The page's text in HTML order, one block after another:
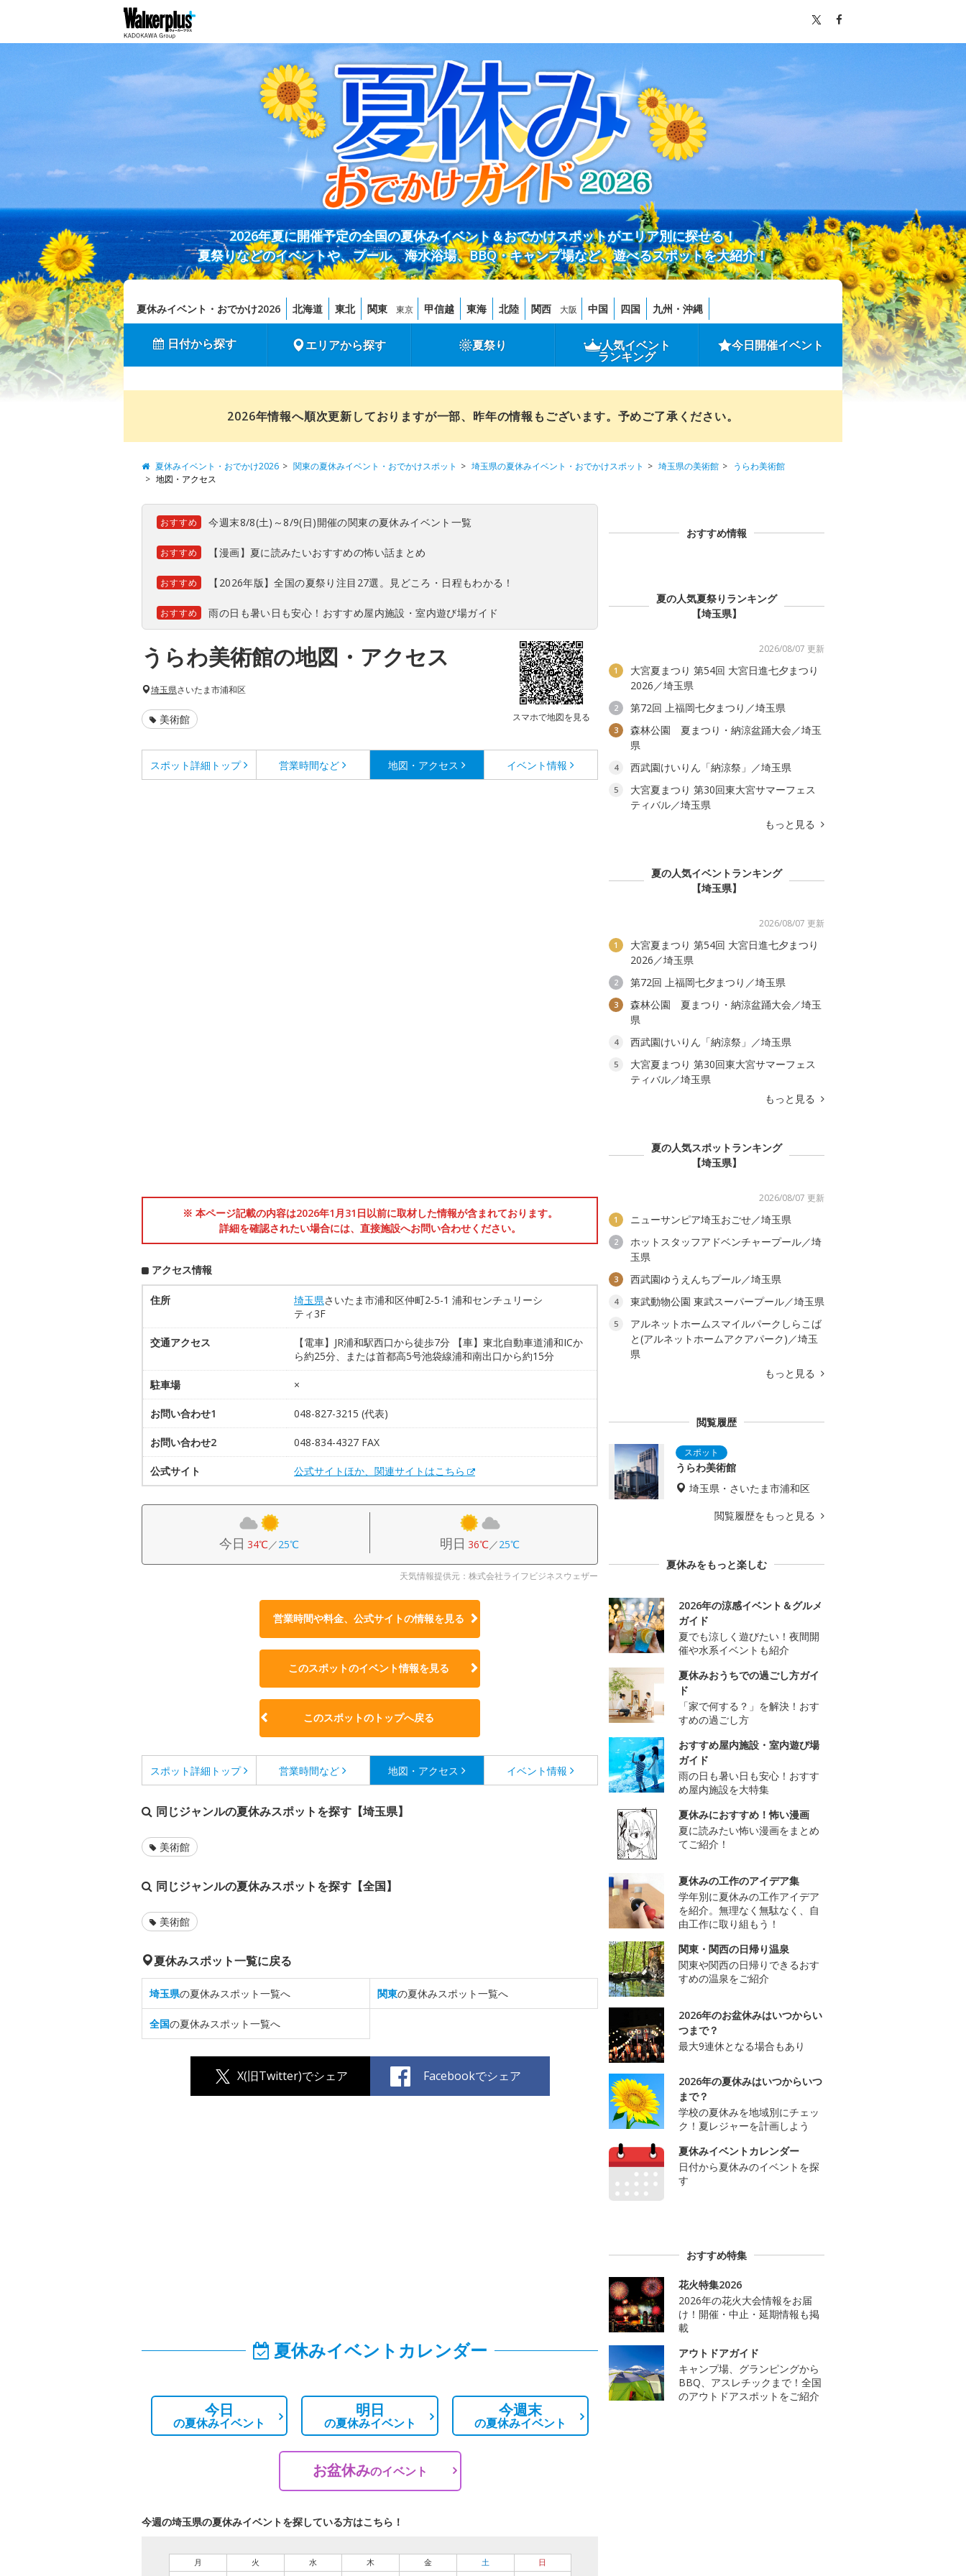
2026年夏に開催予定の全国の夏休みイベント＆おでかけスポットがエリア別に探せる！
夏祭りなどのイベントや、プール、海水浴場、BBQ・キャンプ場など、遊べるスポットを大紹介！
夏休みイベント・おでかけ2026 北海道 東北 関東 東京 甲信越 東海 北陸 関西 大阪 中国 四国 九州・沖縄
日付から探す エリアから探す 夏祭り 人気イベント
ランキング
今日開催イベント
2026年情報へ順次更新しておりますが一部、昨年の情報もございます。予めご了承ください。
夏休みイベント・おでかけ2026 関東の夏休みイベント・おでかけスポット 埼玉県の夏休みイベント・おでかけスポット 埼玉県の美術館
うらわ美術館
地図・アクセス
おすすめ 今週末8/8(土)～8/9(日)開催の関東の夏休みイベント一覧
おすすめ 【漫画】夏に読みたいおすすめの怖い話まとめ
おすすめ 【2026年版】全国の夏祭り注目27選。見どころ・日程もわかる！
おすすめ 雨の日も暑い日も安心！おすすめ屋内施設・室内遊び場ガイド
うらわ美術館の地図・アクセス
スマホで地図を見る
埼玉県さいたま市浦和区
美術館
スポット詳細 トップ 営業時間など 地図・アクセス イベント情報
※ 本ページ記載の内容は2026年1月31日以前に取材した情報が含まれております。
詳細を確認されたい場合には、直接施設へお問い合わせください。
アクセス情報
住所 埼玉県さいたま市浦和区仲町2-5-1 浦和センチュリーシ
ティ3F
交通アクセス
【電車】JR浦和駅西口から徒歩7分 【車】東北自動車道浦和ICか
ら約25分、または首都高5号池袋線浦和南出口から約15分
駐車場 ×
お問い合わせ1 048-827-3215 (代表)
お問い合わせ2 048-834-4327 FAX
公式サイト 公式サイトほか、関連サイトはこちら
今日 34℃／25℃ 明日 36℃／25℃
天気情報提供元：株式会社ライフビジネスウェザー
営業時間や料金、公式サイトの情報を見る
このスポットのイベント情報を見る
このスポットのトップへ戻る
スポット詳細 トップ 営業時間など 地図・アクセス イベント情報
同じジャンルの夏休みスポットを探す【埼玉県】
美術館
同じジャンルの夏休みスポットを探す【全国】
美術館
夏休みスポット一覧に戻る
埼玉県の夏休みスポット一覧へ 関東の夏休みスポット一覧へ
全国の夏休みスポット一覧へ
X(旧Twitter)でシェア Facebookでシェア
夏休みイベントカレンダー
今日
の夏休みイベント
明日
の夏休みイベント
今週末
の夏休みイベント
お盆休みのイベント
今週の埼玉県の夏休みイベントを探している方はこちら！
月 火 水 木 金 土 日
おすすめ情報
夏の人気夏祭りランキング
【埼玉県】
2026/08/07 更新
1
大宮夏まつり 第54回 大宮日進七夕まつり
2026／埼玉県
2 第72回 上福岡七夕まつり／埼玉県
3
森林公園 夏まつり・納涼盆踊大会／埼玉
県
4 西武園けいりん「納涼祭」／埼玉県
5
大宮夏まつり 第30回東大宮サマーフェス
ティバル／埼玉県
もっと見る
夏の人気イベントランキング
【埼玉県】
2026/08/07 更新
1
大宮夏まつり 第54回 大宮日進七夕まつり
2026／埼玉県
2 第72回 上福岡七夕まつり／埼玉県
3
森林公園 夏まつり・納涼盆踊大会／埼玉
県
4 西武園けいりん「納涼祭」／埼玉県
5
大宮夏まつり 第30回東大宮サマーフェス
ティバル／埼玉県
もっと見る
夏の人気スポットランキング
【埼玉県】
2026/08/07 更新
1 ニューサンピア埼玉おごせ／埼玉県
2
ホットスタッフアドベンチャープール／埼
玉県
3 西武園ゆうえんちプール／埼玉県
4 東武動物公園 東武スーパープール／埼玉県
5
アルネットホームスマイルパークしらこば
と(アルネットホームアクアパーク)／埼玉
県
もっと見る
閲覧履歴
うらわ美術館
埼玉県・さいたま市浦和区
閲覧履歴をもっと見る
夏休みをもっと楽しむ
2026年の涼感イベント＆グルメ
ガイド
夏でも涼しく遊びたい！夜間開
催や水系イベントも紹介
夏休みおうちでの過ごし方ガイ
ド
「家で何する？」を解決！おす
すめの過ごし方
おすすめ屋内施設・室内遊び場
ガイド
雨の日も暑い日も安心！おすす
め屋内施設を大特集
夏休みにおすすめ！怖い漫画
夏に読みたい怖い漫画をまとめ
てご紹介！
夏休みの工作のアイデア集
学年別に夏休みの工作アイデア
を紹介。無理なく無駄なく、自
由工作に取り組もう！
関東・関西の日帰り温泉
関東や関西の日帰りできるおす
すめの温泉をご紹介
2026年のお盆休みはいつからい
つまで？
最大9連休となる場合もあり
2026年の夏休みはいつからいつ
まで？
学校の夏休みを地域別にチェッ
ク！夏レジャーを計画しよう
夏休みイベントカレンダー
日付から夏休みのイベントを探
す
おすすめ特集
花火特集2026
2026年の花火大会情報をお届
け！開催・中止・延期情報も掲
載
アウトドアガイド
キャンプ場、グランピングから
BBQ、アスレチックまで！全国
のアウトドアスポットをご紹介